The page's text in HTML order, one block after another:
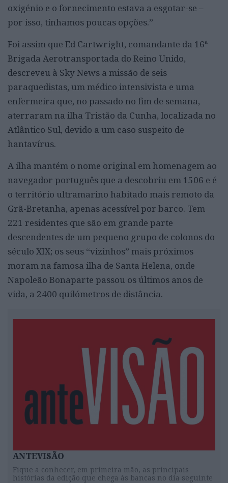
oxigénio e o fornecimento estava a esgotar-se –
por isso, tínhamos poucas opções.”
Foi assim que Ed Cartwright, comandante da 16ª
Brigada Aerotransportada do Reino Unido,
descreveu à Sky News a missão de seis
paraquedistas, um médico intensivista e uma
enfermeira que, no passado no fim de semana,
aterraram na ilha Tristão da Cunha, localizada no
Atlântico Sul, devido a um caso suspeito de
hantavírus.
A ilha mantém o nome original em homenagem ao
navegador português que a descobriu em 1506 e é
o território ultramarino habitado mais remoto da
Grã-Bretanha, apenas acessível por barco. Tem
221 residentes que são em grande parte
descendentes de um pequeno grupo de colonos do
século XIX; os seus “vizinhos” mais próximos
moram na famosa ilha de Santa Helena, onde
Napoleão Bonaparte passou os últimos anos de
vida, a 2400 quilómetros de distância.
ANTEVISÃO
Fique a conhecer, em primeira mão, as principais
histórias da edição que chega às bancas no dia seguinte